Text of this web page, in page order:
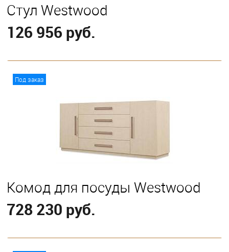
Стул Westwood
126 956 руб.
Под заказ
Комод для посуды Westwood
728 230 руб.